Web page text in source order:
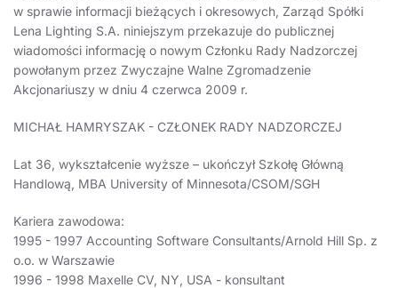
w sprawie informacji bieżących i okresowych, Zarząd Spółki
Lena Lighting S.A. niniejszym przekazuje do publicznej
wiadomości informację o nowym Członku Rady Nadzorczej
powołanym przez Zwyczajne Walne Zgromadzenie
Akcjonariuszy w dniu 4 czerwca 2009 r.
MICHAŁ HAMRYSZAK - CZŁONEK RADY NADZORCZEJ
Lat 36, wykształcenie wyższe – ukończył Szkołę Główną
Handlową, MBA University of Minnesota/CSOM/SGH
Kariera zawodowa:
1995 - 1997 Accounting Software Consultants/Arnold Hill Sp. z
o.o. w Warszawie
1996 - 1998 Maxelle CV, NY, USA - konsultant